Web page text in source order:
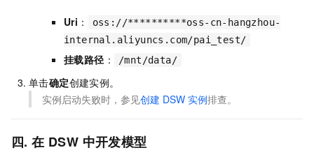
Uri ：
oss://**********oss-cn-hangzhou-
internal.aliyuncs.com/pai_test/
挂载路径 ： /mnt/data/
单击确定创建实例。
实例启动失败时，参见创建 DSW 实例排查。
四. 在 DSW 中开发模型